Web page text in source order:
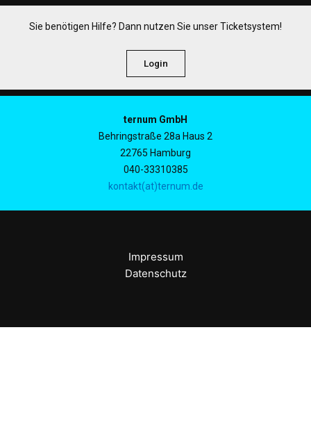
Sie benötigen Hilfe? Dann nutzen Sie unser Ticketsystem!
Login
ternum GmbH
Behringstraße 28a Haus 2
22765 Hamburg
040-33310385
kontakt(at)ternum.de
Impressum
Datenschutz